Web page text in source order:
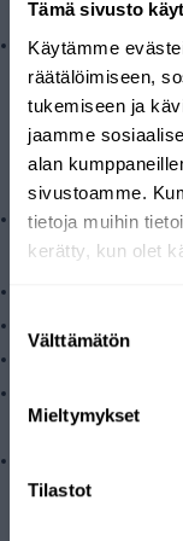
Tämä sivusto
Käytämme
räätälöimiseen,
tukemiseen ja
jaamme
alan
sivustoamme.
tietoja muihin
kerätty, kun olet
valinta
Välttämätön
Mieltymykset
Tilastot
filtreras effektivt
blågröna alger**
**För fullständig
rekommenderar vi
Filtrera
Tekniska
Filterpatronen
BB)
*Filtrets livslängd